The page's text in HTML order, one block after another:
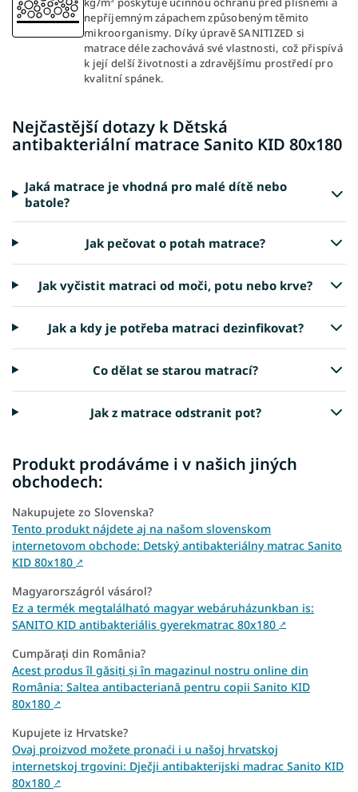
nepříjemným zápachem způsobeným těmito
mikroorganismy. Díky úpravě SANITIZED si
matrace déle zachovává své vlastnosti, což přispívá
k její delší životnosti a zdravějšímu prostředí pro
kvalitní spánek.
Nejčastější dotazy k Dětská
antibakteriální matrace Sanito KID 80x180
Jaká matrace je vhodná pro malé dítě nebo
batole?
Jak pečovat o potah matrace?
Jak vyčistit matraci od moči, potu nebo krve?
Jak a kdy je potřeba matraci dezinfikovat?
Co dělat se starou matrací?
Jak z matrace odstranit pot?
Produkt prodáváme i v našich jiných
obchodech:
Nakupujete zo Slovenska?
Tento produkt nájdete aj na našom slovenskom
internetovom obchode: Detský antibakteriálny matrac Sanito
KID 80x180 ↗
Magyarországról vásárol?
Ez a termék megtalálható magyar webáruházunkban is:
SANITO KID antibakteriális gyerekmatrac 80x180 ↗
Cumpărați din România?
Acest produs îl găsiți și în magazinul nostru online din
România: Saltea antibacteriană pentru copii Sanito KID
80x180 ↗
Kupujete iz Hrvatske?
Ovaj proizvod možete pronaći i u našoj hrvatskoj
internetskoj trgovini: Dječji antibakterijski madrac Sanito KID
80x180 ↗